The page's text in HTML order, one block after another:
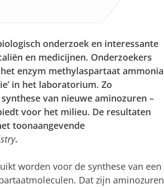
onderzoek en interessante
en medicijnen. Onderzoekers
enzym methylaspartaat ammonia
in het laboratorium. Zo
van nieuwe aminozuren –
voor het milieu. De resultaten
toonaangevende
.
worden voor de synthese van een
Dat zijn aminozuren